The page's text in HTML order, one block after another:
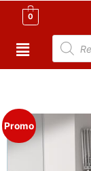
0
Promo